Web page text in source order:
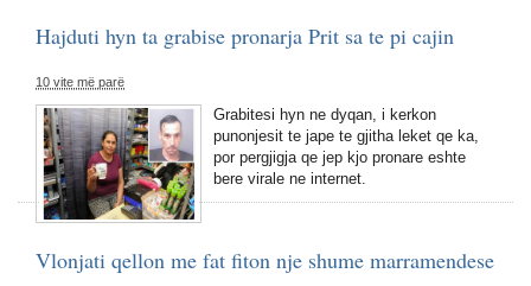
Hajduti hyn ta grabise pronarja Prit sa te pi cajin
10 vite më parë
Grabitesi hyn ne dyqan, i kerkon
punonjesit te jape te gjitha leket qe ka,
por pergjigja qe jep kjo pronare eshte
bere virale ne internet.
Vlonjati qellon me fat fiton nje shume marramendese